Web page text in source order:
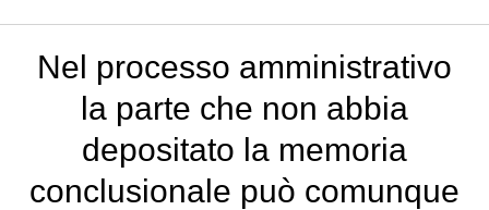
Nel processo amministrativo
la parte che non abbia
depositato la memoria
conclusionale può comunque